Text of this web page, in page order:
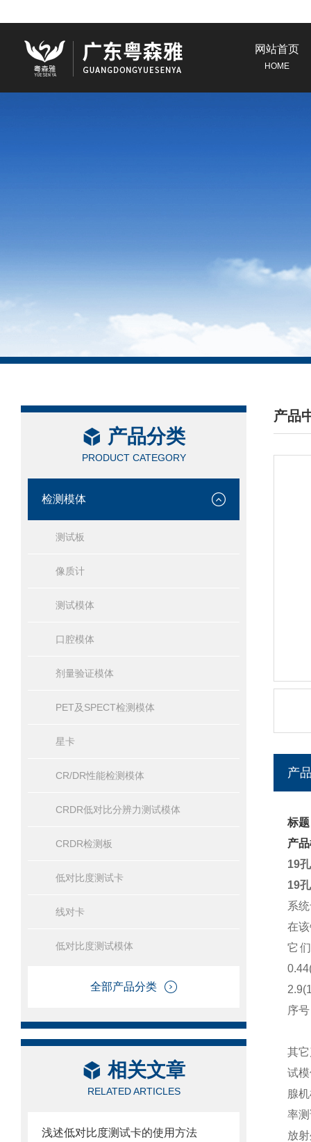
网站首页
HOME
产品分类
PRODUCT CATEGORY
检测模体
测试板
像质计
测试模体
口腔模体
剂量验证模体
PET及SPECT检测模体
星卡
CR/DR性能检测模体
CRDR低对比分辨力测试模体
CRDR检测板
低对比度测试卡
线对卡
低对比度测试模体
全部产品分类
相关文章
RELATED ARTICLES
浅述低对比度测试卡的使用方法
产品
/
产
标
产
19
19
系
在
它
序
其
试
腺
率
放